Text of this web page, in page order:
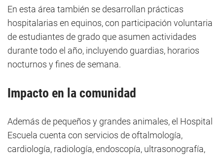
En esta área también se desarrollan prácticas
hospitalarias en equinos, con participación voluntaria
de estudiantes de grado que asumen actividades
durante todo el año, incluyendo guardias, horarios
nocturnos y fines de semana.
Impacto en la comunidad
Además de pequeños y grandes animales, el Hospital
Escuela cuenta con servicios de oftalmología,
cardiología, radiología, endoscopía, ultrasonografía,